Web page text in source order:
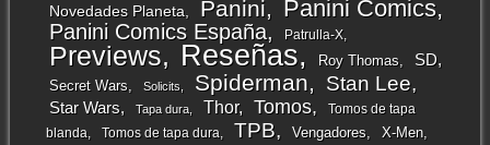
Novedades Planeta Panini Panini Comics
Panini Comics España Patrulla-X
Previews Reseñas Roy Thomas SD
Secret Wars Solicits Spiderman Stan Lee
Star Wars Tapa dura Thor Tomos
Tomos de tapa
blanda
Tomos de tapa dura TPB Vengadores X-Men